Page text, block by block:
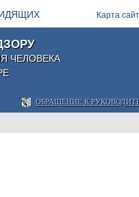
Карта
ЧЕЛОВЕКА
ОБРАЩЕНИЕ К